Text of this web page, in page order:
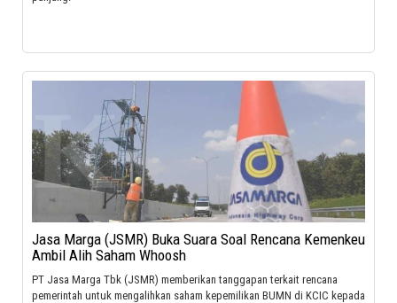
Jasa Marga (JSMR) Buka Suara Soal Rencana Kemenkeu
Ambil Alih Saham Whoosh
PT Jasa Marga Tbk (JSMR) memberikan tanggapan terkait rencana
pemerintah untuk mengalihkan saham kepemilikan BUMN di KCIC kepada